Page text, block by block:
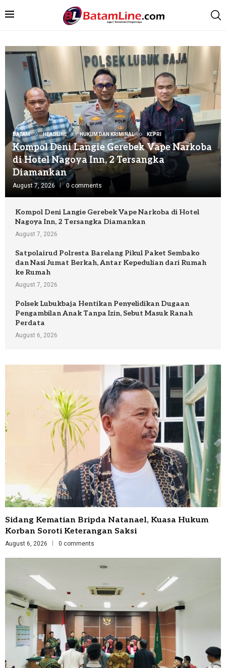
BATAM HEADLINE HUKUM DAN KRIMINAL KEPRI
Kompol Deni Langie Gerebek Vape Narkoba
di Hotel Nagoya Inn, 2 Tersangka
Diamankan
August 7, 2026 0 comments
Kompol Deni Langie Gerebek Vape Narkoba di Hotel
Nagoya Inn, 2 Tersangka Diamankan
August 7, 2026
Satpolairud Polresta Barelang Pikul Paket Sembako
dan Nasi Jumat Berkah, Antar Kepedulian dari Rumah
ke Rumah
August 7, 2026
Polsek Lubukbaja Hentikan Penyelidikan Dugaan
Pengambilan Anak Tanpa Izin, Sebut Masuk Ranah
Perdata
August 6, 2026
Sidang Kematian Bripda Natanael, Kuasa Hukum
Korban Soroti Keterangan Saksi
August 6, 2026 0 comments